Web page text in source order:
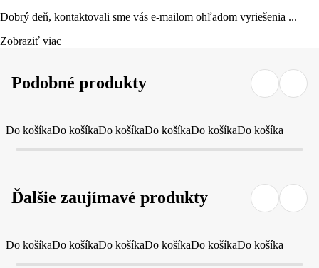
Dobrý deň, kontaktovali sme vás e-mailom ohľadom vyriešenia ...
Zobraziť viac
Podobné produkty
Do košíkaDo košíkaDo košíkaDo košíkaDo košíkaDo košíka
Ďalšie zaujímavé produkty
Do košíkaDo košíkaDo košíkaDo košíkaDo košíkaDo košíka